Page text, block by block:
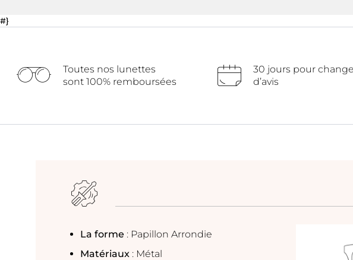
#}
Toutes nos lunettes
sont 100% remboursées
30 jours pour
d’avis
La forme : Papillon Arrondie
Matériaux : Métal